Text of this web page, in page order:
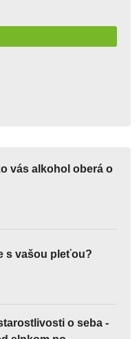
vás alkohol oberá o
s vašou pleťou?
o seba -